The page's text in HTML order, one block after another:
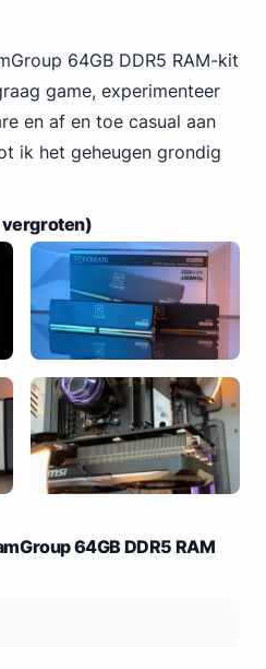
64GB DDR5 RAM-kit
game, experimenteer
en af en toe casual aan
ik het geheugen grondig
vergroten)
64GB DDR5 RAM